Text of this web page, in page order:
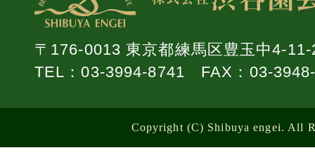
〒176-0013 東京都練馬区豊玉中4-11-
TEL：03-3994-8741 FAX：03-
Copyright (C) Shibuya engei. All